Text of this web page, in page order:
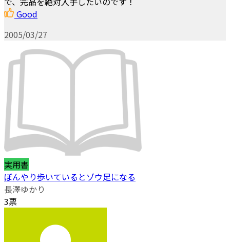
Good
2005/03/27
実用書
ぼんやり歩いているとゾウ足になる
長澤ゆかり
3票